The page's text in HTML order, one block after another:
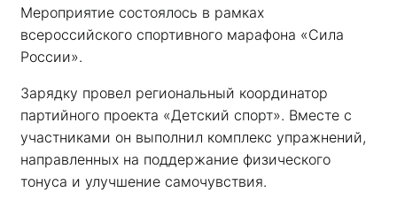
Мероприятие состоялось в рамках
всероссийского спортивного марафона «Сила
России».
Зарядку провел региональный координатор
партийного проекта «Детский спорт». Вместе с
участниками он выполнил комплекс упражнений,
направленных на поддержание физического
тонуса и улучшение самочувствия.